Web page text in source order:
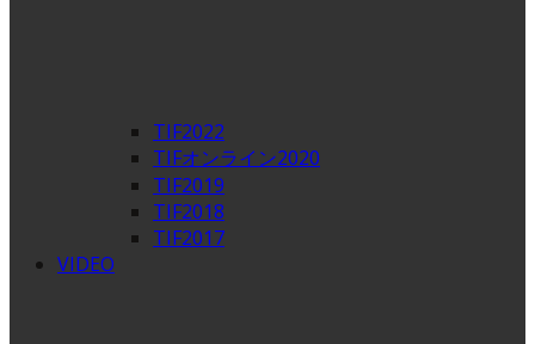
TIF2022
TIFオンライン2020
TIF2019
TIF2018
TIF2017
VIDEO